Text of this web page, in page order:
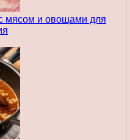
мясом и овощами для